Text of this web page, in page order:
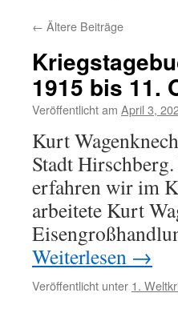
← Ältere Beiträge
1915 bis 11.
Veröffentlicht am April 3,
Kurt
Stadt
erfahren wir im
arbeitete Kurt
Weiterlesen →
Veröffentlicht unter 1.